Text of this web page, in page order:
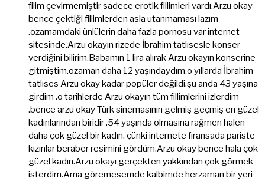
filim çevirmemiştir sadece erotik fillimleri vardı.Arzu okay
bence çektiği fillimlerden asla utanmaması lazım
.ozamamdaki ünlülerin daha fazla pornosu var internet
sitesinde.Arzu okayın rizede İbrahim tatlısesle konser
verdiğini bilirim.Babamın 1 lira alırak Arzu okayın konserine
gitmiştim.ozaman daha 12 yaşındaydım.o yıllarda İbrahim
tatlıses Arzu okay kadar popüler değildi.şu anda 43 yaşına
girdim .o tarihlerde Arzu okayın tüm fillimlerini izlerdim
.bence arzu okay Türk sinemasının gelmiş geçmiş en güzel
kadınlarından biridir .54 yaşında olmasına rağmen halen
daha çok güzel bir kadın. çünki internete fıransada pariste
kızınlar beraber resimini gördüm.Arzu okay bence hala çok
güzel kadın.Arzu okayı gerçekten yakkından çok görmek
isterdim.Ama göremesemde kalbimde herzaman bir yeri